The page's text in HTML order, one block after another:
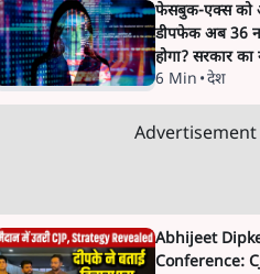
फेसबुक-एक्स को
डीपफेक अब 36
होगा? सरकार का
6 Min •देश
Advertisement
Abhijeet
Conference: